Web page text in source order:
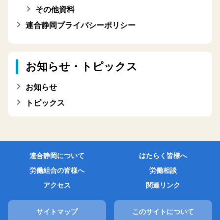
その他資料
連合静岡プライバシーポリシー
お知らせ・トピックス
お知らせ
トピックス
連合静岡について
はたらく皆様へ
労働組合の皆様へ
労働相談
アクセス
関連リンク
サイトマップ このサイトについて